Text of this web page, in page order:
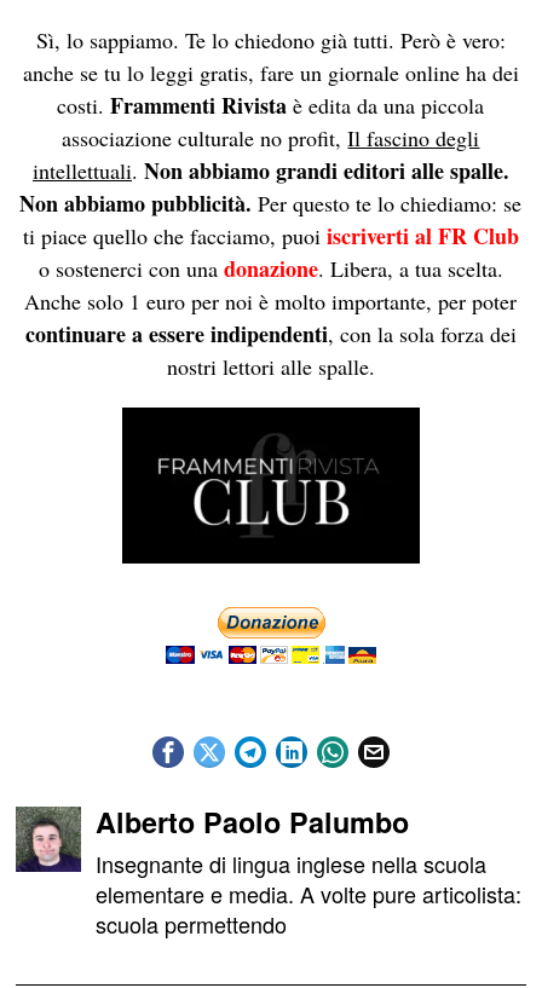
Sì, lo sappiamo. Te lo chiedono già tutti. Però è vero:
anche se tu lo leggi gratis, fare un giornale online ha dei
costi.Frammenti Rivistaè edita da una piccola
associazione culturale no profit,Il fascino degli
intellettuali. Non abbiamo grandi editori alle spalle.
Non abbiamo pubblicità. Per questo te lo chiediamo: se
ti piace quello che facciamo, puoi iscriverti al FR Club
o sostenerci con una donazione. Libera, a tua scelta.
Anche solo 1 euro per noi è molto importante, per poter
continuare a essere indipendenti, con la sola forza dei
nostri lettori alle spalle.
Alberto Paolo Palumbo
Insegnante di lingua inglese nella scuola
elementare e media. A volte pure articolista:
scuola permettendo